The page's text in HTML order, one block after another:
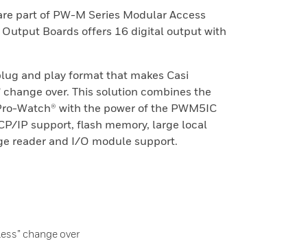
part of PW-M Series Modular Access
Output Boards offers 16 digital output with
and play format that makes Casi
change over. This solution combines the
Watch® with the power of the PWM5IC
IP support, flash memory, large local
reader and I/O module support.
change over